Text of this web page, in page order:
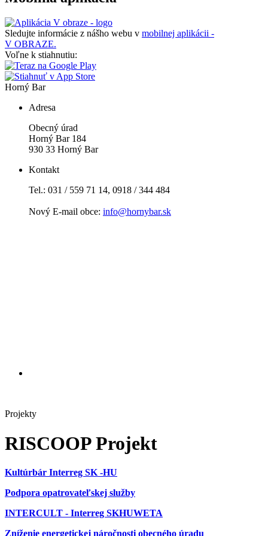
Sledujte informácie z nášho webu v mobilnej aplikácii -
V OBRAZE.
Voľne k stiahnutiu:
Horný Bar
Adresa
Obecný úrad
Horný Bar 184
930 33 Horný Bar
Kontakt
Tel.: 031 / 559 71 14, 0918 / 344 484
Nový E-mail obce: info@hornybar.sk
Projekty
RISCOOP Projekt
Kultúrbár Interreg SK -HU
Podpora opatrovateľskej služby
INTERCULT - Interreg SKHUWETA
Zníženie energetickej náročnosti obecného úradu